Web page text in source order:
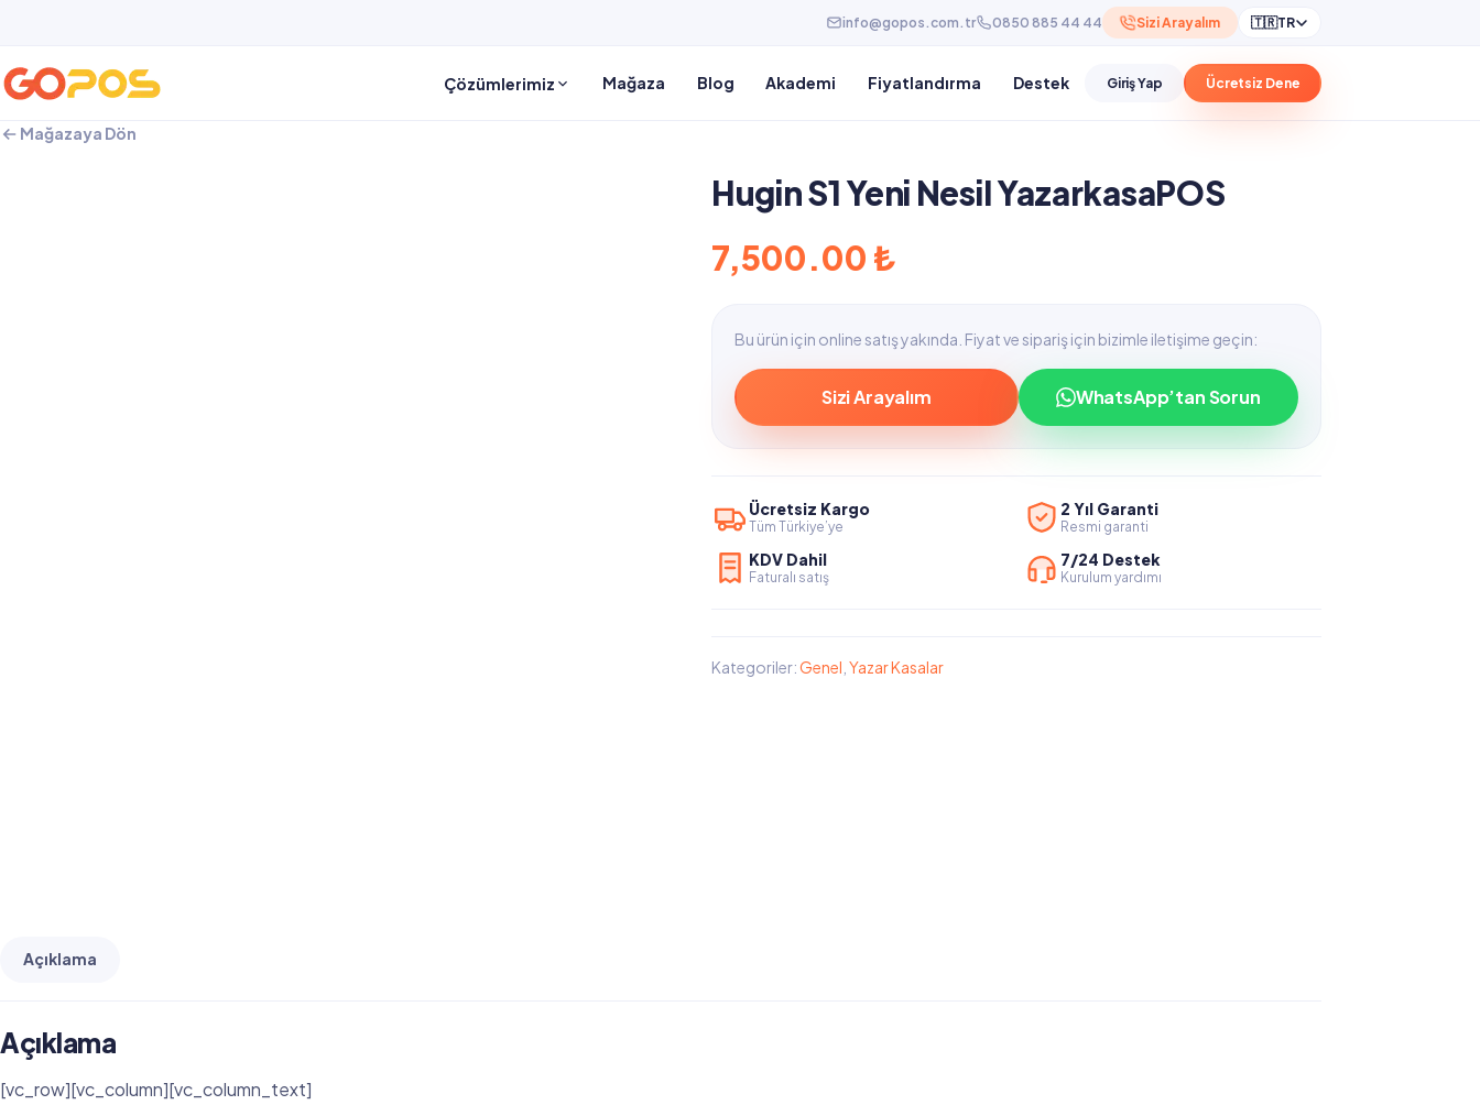
info@gopos.com.tr 0850 885 44 44 Sizi Arayalım 🇹🇷TR
Çözümlerimiz Mağaza Blog Akademi Fiyatlandırma Destek Giriş Yap Ücretsiz Dene
Mağazaya Dön
Hugin S1 Yeni Nesil YazarkasaPOS
7,500.00 ₺
Bu ürün için online satış yakında. Fiyat ve sipariş için bizimle iletişime geçin:
Sizi Arayalım WhatsApp’tan Sorun
Ücretsiz Kargo
Tüm Türkiye’ye
2 Yıl Garanti
Resmi garanti
KDV Dahil
Faturalı satış
7/24 Destek
Kurulum yardımı
Kategoriler:Genel Yazar Kasalar
Açıklama
Açıklama
[vc_row][vc_column][vc_column_text]